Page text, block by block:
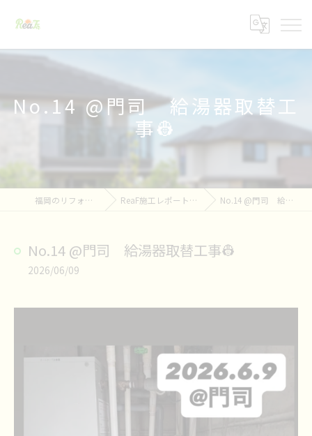
No.14 @門司 給湯器取替工
事👷
福岡のリフォームならReaF ReaF施工レポート👷&お知らせ📢 No.14 @門司 給湯器取替工事👷
No.14 @門司 給湯器取替工事👷
2026/06/09